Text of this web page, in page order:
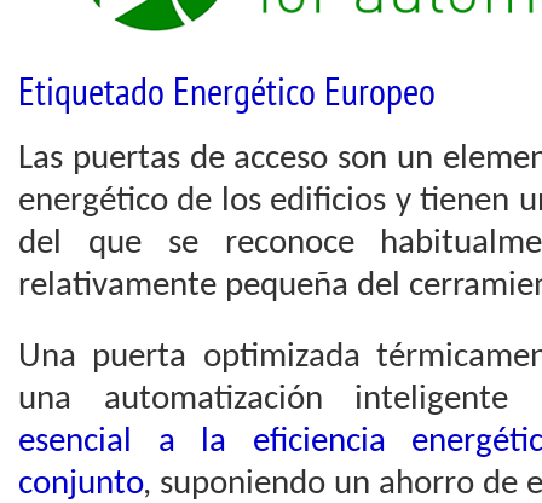
Etiquetado Energético Europeo
Las puertas de acceso son un
energético de los edificios y tienen
del que se reconoce
relativamente pequeña del
Una puerta optimizada
una automatización inteligente
esencial a la eficiencia
conjunto, suponiendo un ahorro de